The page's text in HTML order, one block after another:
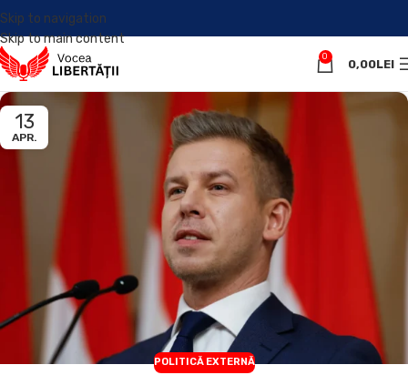
Skip to navigation
Skip to main content
0
0,00LEI
13
APR.
POLITICĂ EXTERNĂ